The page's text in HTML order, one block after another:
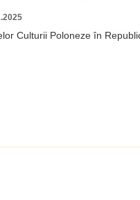
Culturii Poloneze în